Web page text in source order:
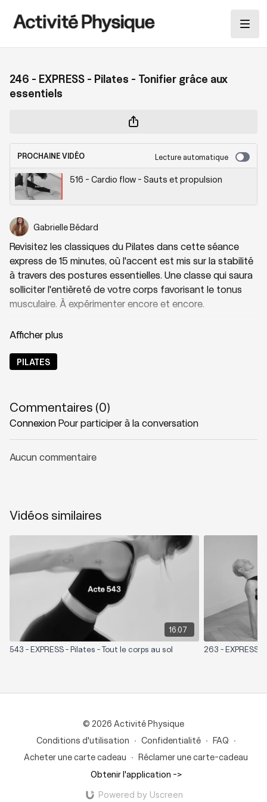
246 - EXPRESS - Pilates - Tonifier grâce aux
essentiels
PROCHAINE VIDÉO Lecture automatique
516 - Cardio flow - Sauts et propulsion
Gabrielle Bédard
Revisitez les classiques du Pilates dans cette séance
express de 15 minutes, où l'accent est mis sur la stabilité
à travers des postures essentielles. Une classe qui saura
solliciter l'entièreté de votre corps favorisant le tonus
musculaire. À expérimenter encore et encore.
Thématique : Stabilité du bassin
Niveau : 2
Zones sollicitées : Tout le corps.
PILATES
Commentaires (0)
Connexion Pour participer à la conversation
Aucun commentaire
Vidéos similaires
16:07
543 - EXPRESS - Pilates - Tout le corps au sol 263 - EXPRESS
© 2026 Activité Physique
Conditions d'utilisation ∙ Confidentialité ∙ FAQ ∙
Acheter une carte cadeau ∙ Réclamer une carte-cadeau
Obtenir l'application ->
Powered by Uscreen